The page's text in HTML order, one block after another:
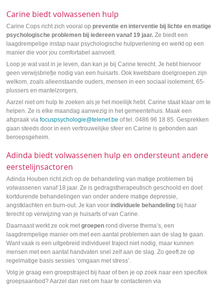
Carine biedt volwassenen hulp
Carine Cops richt zich vooral oppreventie en interventie bij lichte en matige
psychologische problemen bij iedereen vanaf 19 jaar. Ze biedt een
laagdrempelige instap naar psychologische hulpverlening en werkt op een
manier die voor jou comfortabel aanvoelt.
Loop je wat vast in je leven, dan kan je bij Carine terecht. Je hebt hiervoor
geen verwijsbriefje nodig van een huisarts. Ook kwetsbare doelgroepen zijn
welkom, zoals alleenstaande ouders, mensen in een sociaal isolement, 65-
plussers en mantelzorgers.
Aarzel niet om hulp te zoeken als je het moeilijk hebt. Carine staat klaar om te
helpen. Ze is elke maandag aanwezig in het gemeentehuis. Maak een
afspraak viafocuspsychologie@telenet.be of tel. 0486 96 18 85. Gesprekken
gaan steeds door in een vertrouwelijke sfeer en Carine is gebonden aan
beroepsgeheim.
Adinda biedt volwassenen hulp en ondersteunt andere
eerstelijnsactoren
Adinda Houben richt zich op de behandeling van matige problemen bij
volwassenen vanaf 18 jaar. Ze is gedragstherapeutisch geschoold en doet
kortdurende behandelingen van onder andere matige depressie,
angstklachten en burn-out. Je kan voor individuele behandeling bij haar
terecht op verwijzing van je huisarts of van Carine.
Daarnaast werkt ze ook metgroepen rond diverse thema’s, een
laagdrempelige manier om met een aantal problemen aan de slag te gaan.
Want vaak is een uitgebreid individueel traject niet nodig, maar kunnen
mensen met een aantal handvaten snel zelf aan de slag. Zo geeft ze op
regelmatige basis sessies ‘omgaan met stress’.
Volg je graag een groepstraject bij haar of ben je op zoek naar een specifiek
groepsaanbod? Aarzel dan niet om haar te contacteren via